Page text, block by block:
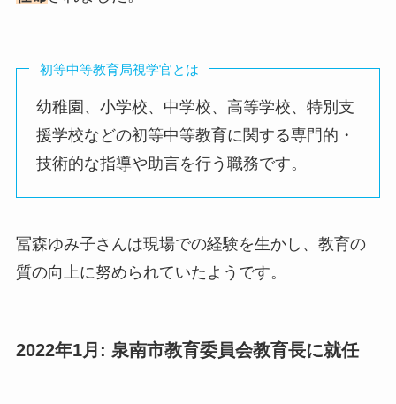
初等中等教育局視学官とは
幼稚園、小学校、中学校、高等学校、特別支
援学校などの初等中等教育に関する専門的・
技術的な指導や助言を行う職務です。
冨森ゆみ子さんは現場での経験を生かし、教育の
質の向上に努められていたようです。
2022年1月 : 泉南市教育委員会教育長に就任